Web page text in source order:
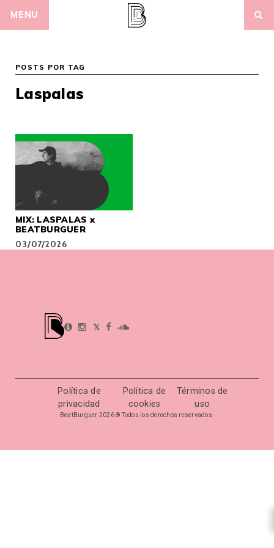
MENU
POSTS POR TAG
Laspalas
MIX: LASPALAS x
BEATBURGUER
03/07/2026
𝕏
Política de
privacidad
Política de
cookies
Términos de
uso
BeatBurguer 2026 ® Todos los derechos reservados.